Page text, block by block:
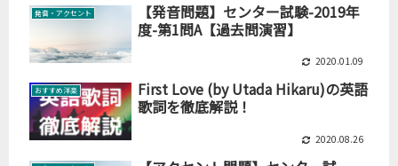
発音・アクセント
【発音問題】センター試験-2019年
度-第1問A【過去問演習】
2020.01.09
おすすめ洋楽
First Love (by Utada Hikaru)の英語
歌詞を徹底解説！
2020.08.26